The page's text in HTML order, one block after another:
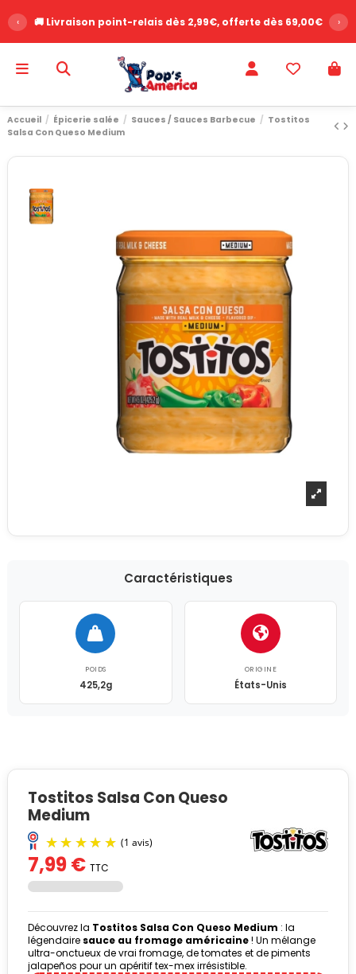
‹ 🚚 Livraison point-relais dès 2,99€, offerte dès 69,00€ ›
Accueil Épicerie salée Sauces / Sauces Barbecue
Tostitos
Salsa Con Queso Medium
Caractéristiques
POIDS
425,2g
ORIGINE
États-Unis
Tostitos Salsa Con Queso
Medium
7,99 € TTC
Découvrez la Tostitos Salsa Con Queso Medium : la
légendaire sauce au fromage américaine! Un mélange
ultra-onctueux de vrai fromage, de tomates et de piments
jalapeños pour un apéritif tex-mex irrésistible.